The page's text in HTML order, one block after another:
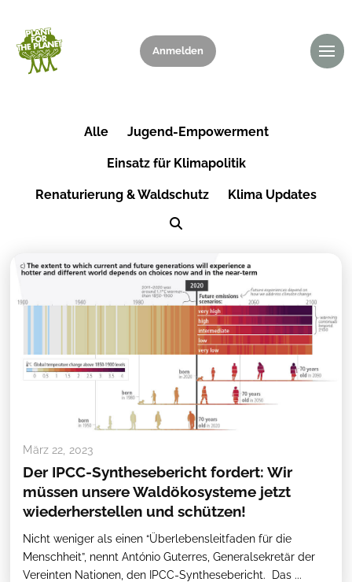
Anmelden
Alle Jugend-Empowerment
Einsatz für Klimapolitik
Renaturierung & Waldschutz Klima Updates
März 22, 2023
Der IPCC-Synthesebericht fordert: Wir
müssen unsere Waldökosysteme jetzt
wiederherstellen und schützen!
Nicht weniger als einen “Überlebensleitfaden für die
Menschheit”, nennt António Guterres, Generalsekretär der
Vereinten Nationen, den IPCC-Synthesebericht. Das ...